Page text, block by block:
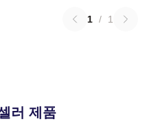
1 / 1
러 제품